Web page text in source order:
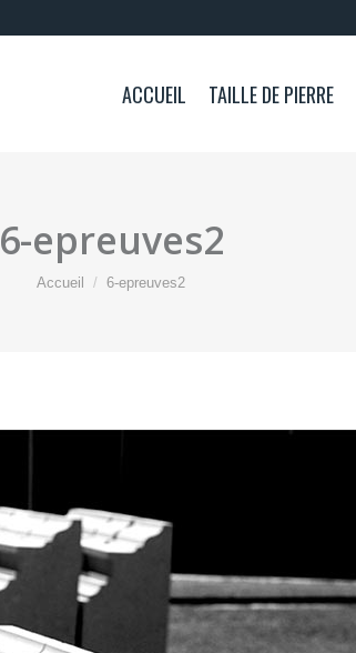
ACCUEIL TAILLE DE PIERRE
6-epreuves2
Vous êtes ici :
Accueil 6-epreuves2